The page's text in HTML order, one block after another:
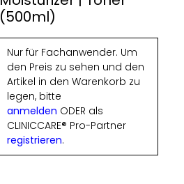
(500ml)
Nur für Fachanwender. Um
den Preis zu sehen und den
Artikel in den Warenkorb zu
legen, bitte
anmelden ODER als
CLINICCARE® Pro-Partner
registrieren.